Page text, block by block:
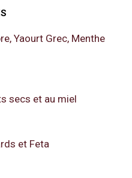
Yaourt Grec, Menthe
secs et au miel
et Feta